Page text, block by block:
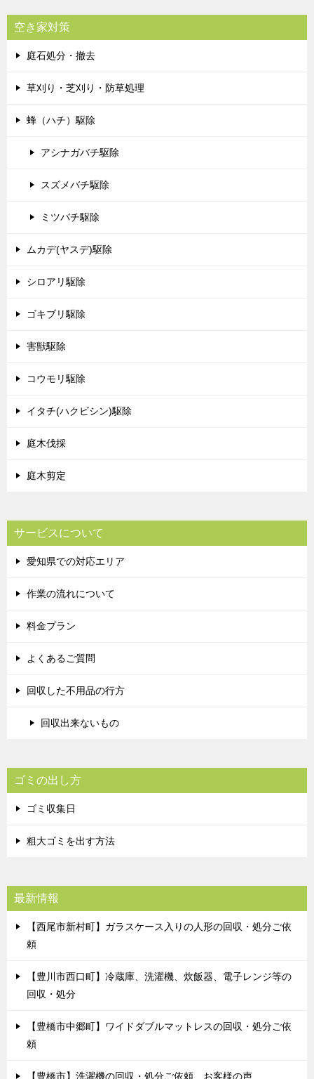
空き家対策
庭石処分・撤去
草刈り・芝刈り・防草処理
蜂（ハチ）駆除
アシナガバチ駆除
スズメバチ駆除
ミツバチ駆除
ムカデ(ヤスデ)駆除
シロアリ駆除
ゴキブリ駆除
害獣駆除
コウモリ駆除
イタチ(ハクビシン)駆除
庭木伐採
庭木剪定
サービスについて
愛知県での対応エリア
作業の流れについて
料金プラン
よくあるご質問
回収した不用品の行方
回収出来ないもの
ゴミの出し方
ゴミ収集日
粗大ゴミを出す方法
最新情報
【西尾市新村町】ガラスケース入りの人形の回収・処分ご依
頼
【豊川市西口町】冷蔵庫、洗濯機、炊飯器、電子レンジ等の
回収・処分
【豊橋市中郷町】ワイドダブルマットレスの回収・処分ご依
頼
【豊橋市】洗濯機の回収・処分ご依頼 お客様の声